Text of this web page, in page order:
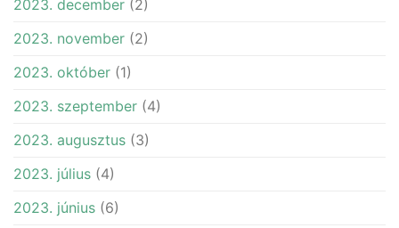
2023. december (2)
2023. november (2)
2023. október (1)
2023. szeptember (4)
2023. augusztus (3)
2023. július (4)
2023. június (6)